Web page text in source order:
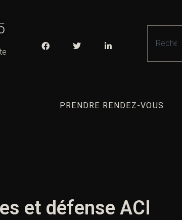
PRENDRE RENDEZ-VOUS
et défense ACI